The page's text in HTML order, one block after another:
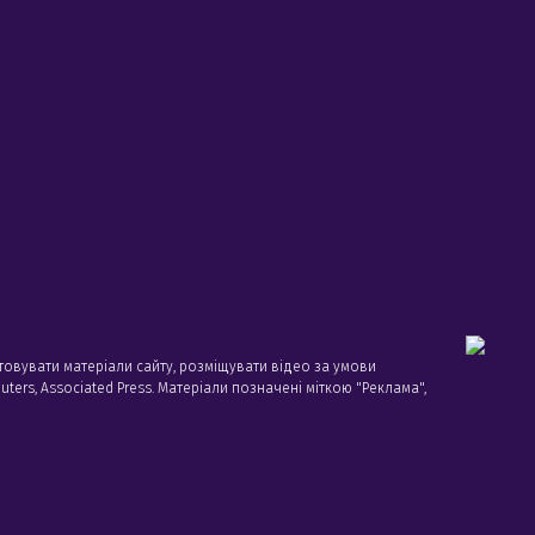
матеріали сайту, розміщувати відео за умови
Associated Press. Матеріали позначені міткою "Реклама",